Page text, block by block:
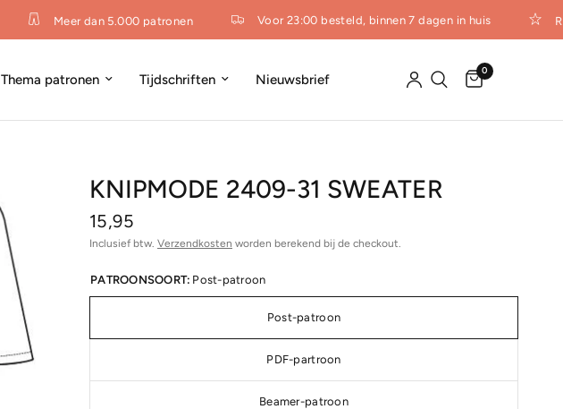
Meer dan 5.000 patronen Voor 23:00 besteld, binnen 7 dagen in huis
Thema patronen Tijdschriften Nieuwsbrief
0
KNIPMODE 2409-31 SWEATER
15,95
Inclusief btw. Verzendkosten worden berekend bij de checkout.
PATROONSOORT: Post-patroon
Post-patroon
PDF-partroon
Beamer-patroon